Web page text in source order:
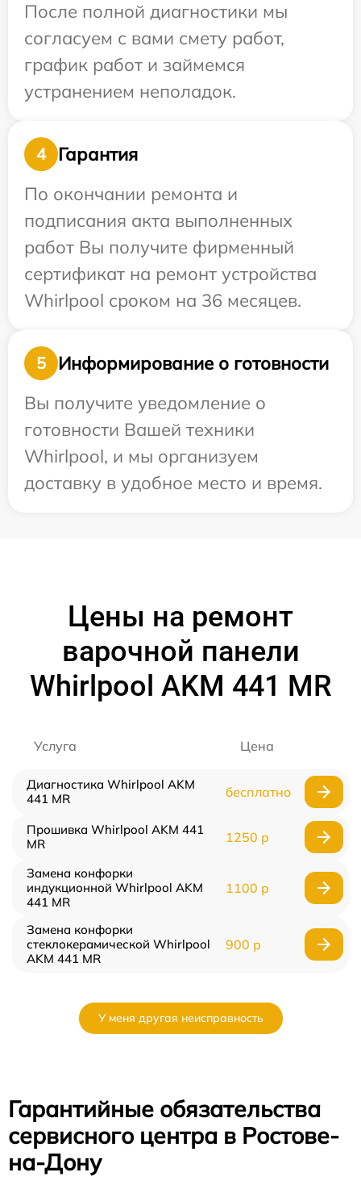
После полной диагностики мы
согласуем с вами смету работ,
график работ и займемся
устранением неполадок.
4
Гарантия
По окончании ремонта и
подписания акта выполненных
работ Вы получите фирменный
сертификат на ремонт устройства
Whirlpool сроком на 36 месяцев.
5
Информирование о готовности
Вы получите уведомление о
готовности Вашей техники
Whirlpool, и мы организуем
доставку в удобное место и время.
Цены на ремонт
варочной панели
Whirlpool AKM 441 MR
Услуга Цена
Диагностика Whirlpool AKM
441 MR
бесплатно
Прошивка Whirlpool AKM 441
MR
1250 р
Замена конфорки
индукционной Whirlpool AKM
441 MR
1100 р
Замена конфорки
стеклокерамической Whirlpool
AKM 441 MR
900 р
У меня другая неисправность
Гарантийные обязательства
сервисного центра в Ростове-
на-Дону